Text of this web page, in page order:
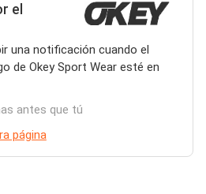
el
una notificación cuando el
de Okey Sport Wear esté en
antes que tú
página